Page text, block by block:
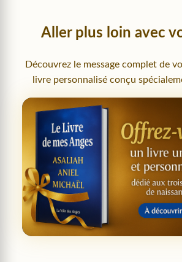
Aller plus loin avec
Découvrez le message complet de
livre personnalisé conçu